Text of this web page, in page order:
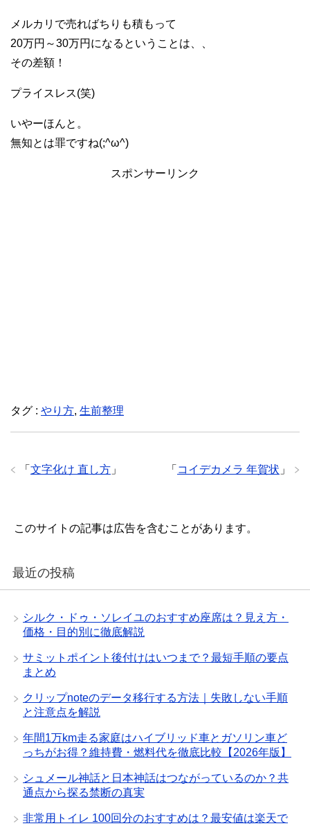
メルカリで売ればちりも積もって
20万円～30万円になるということは、、
その差額！
プライスレス(笑)
いやーほんと。
無知とは罪ですね(;^ω^)
スポンサーリンク
タグ : やり方, 生前整理
「 コイデカメラ 年賀状 」
「 文字化け 直し方 」
このサイトの記事は広告を含むことがあります。
最近の投稿
シルク・ドゥ・ソレイユのおすすめ座席は？見え方・
価格・目的別に徹底解説
サミットポイント後付けはいつまで？最短手順の要点
まとめ
クリップnoteのデータ移行する方法｜失敗しない手順
と注意点を解説
年間1万km走る家庭はハイブリッド車とガソリン車ど
っちがお得？維持費・燃料代を徹底比較【2026年版】
シュメール神話と日本神話はつながっているのか？共
通点から探る禁断の真実
非常用トイレ 100回分のおすすめは？最安値は楽天で